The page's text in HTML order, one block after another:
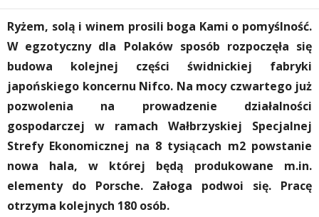
Ryżem, solą i winem prosili boga Kami o pomyślność.
W egzotyczny dla Polaków sposób rozpoczęła się
budowa kolejnej części świdnickiej fabryki
japońskiego koncernu Nifco. Na mocy czwartego już
pozwolenia na prowadzenie działalności
gospodarczej w ramach Wałbrzyskiej Specjalnej
Strefy Ekonomicznej na 8 tysiącach m2 powstanie
nowa hala, w której będą produkowane m.in.
elementy do Porsche. Załoga podwoi się. Pracę
otrzyma kolejnych 180 osób.